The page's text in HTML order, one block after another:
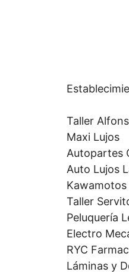
Taller
Maxi Lujos
Autopartes
Auto Lujos
Kawamotos
Taller
Peluquería
Electro
RYC
Láminas y